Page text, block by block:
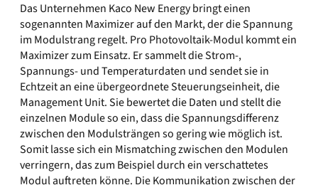
Das Unternehmen Kaco New Energy bringt einen
sogenannten Maximizer auf den Markt, der die Spannung
im Modulstrang regelt. Pro Photovoltaik-Modul kommt ein
Maximizer zum Einsatz. Er sammelt die Strom-,
Spannungs- und Temperaturdaten und sendet sie in
Echtzeit an eine übergeordnete Steuerungseinheit, die
Management Unit. Sie bewertet die Daten und stellt die
einzelnen Module so ein, dass die Spannungsdifferenz
zwischen den Modulsträngen so gering wie möglich ist.
Somit lasse sich ein Mismatching zwischen den Modulen
verringern, das zum Beispiel durch ein verschattetes
Modul auftreten könne. Die Kommunikation zwischen der